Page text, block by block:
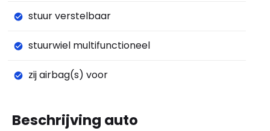
stuur verstelbaar
stuurwiel multifunctioneel
zij airbag(s) voor
Beschrijving auto